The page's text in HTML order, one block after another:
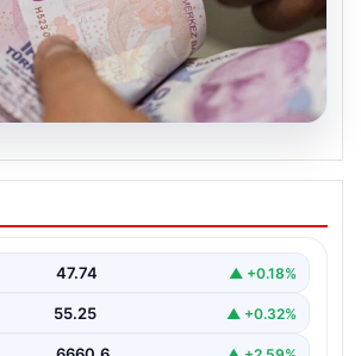
ne zaman yatacak?
Bayramı emekli ikramiye
47.74 ▲ +0.18%
55.25 ▲ +0.32%